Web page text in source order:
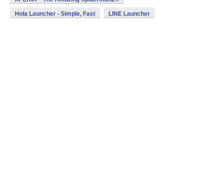
Hola Launcher - Simple, Fast LINE Launcher